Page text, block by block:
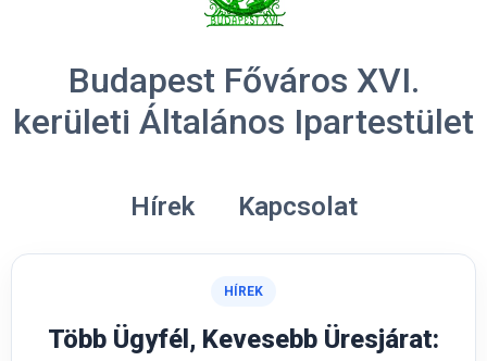
Budapest Főváros XVI.
kerületi Általános Ipartestület
Hírek Kapcsolat
HÍREK
Több Ügyfél, Kevesebb Üresjárat: